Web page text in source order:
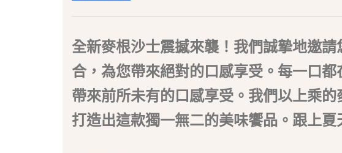
全新麥根沙士震撼來襲！我們誠摯地邀
合，為您帶來絕對的口感享受。每一口
帶來前所未有的口感享受。我們以上乘
打造出這款獨一無二的美味饗品。跟上